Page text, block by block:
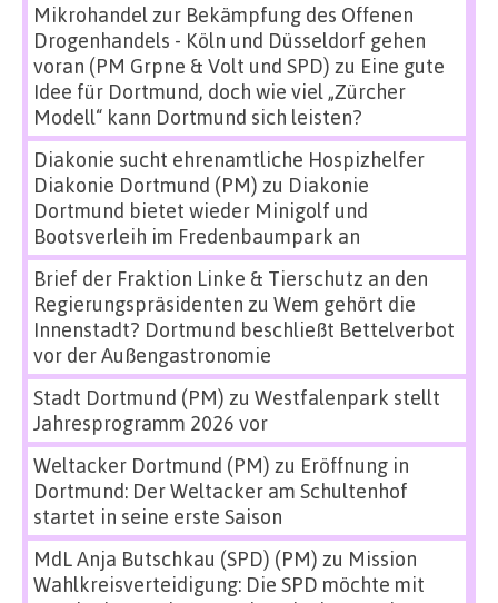
Mikrohandel zur Bekämpfung des Offenen
Drogenhandels - Köln und Düsseldorf gehen
voran (PM Grpne & Volt und SPD) zu Eine gute
Idee für Dortmund, doch wie viel „Zürcher
Modell“ kann Dortmund sich leisten?
Diakonie sucht ehrenamtliche Hospizhelfer
Diakonie Dortmund (PM) zu Diakonie
Dortmund bietet wieder Minigolf und
Bootsverleih im Fredenbaumpark an
Brief der Fraktion Linke & Tierschutz an den
Regierungspräsidenten zu Wem gehört die
Innenstadt? Dortmund beschließt Bettelverbot
vor der Außengastronomie
Stadt Dortmund (PM) zu Westfalenpark stellt
Jahresprogramm 2026 vor
Weltacker Dortmund (PM) zu Eröffnung in
Dortmund: Der Weltacker am Schultenhof
startet in seine erste Saison
MdL Anja Butschkau (SPD) (PM) zu Mission
Wahlkreisverteidigung: Die SPD möchte mit